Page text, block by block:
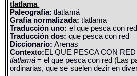
tlatlama
Paleografía: tlatlamá
Grafía normalizada: tlatlama
Traducción uno: el que pesca con red
Traducción dos: que pesca con red
Diccionario:Arenas
Contexto:EL QUE PESCA CON RED
tlatlamá= el que pesca con red (Las
ordinarias, que se suelen dezir en